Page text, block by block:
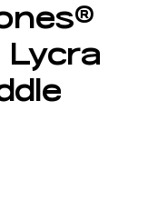
Lycra